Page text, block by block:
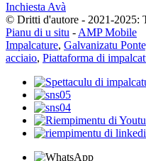
Inchiesta Avà
© Dritti d'autore - 2021-2025:
Pianu di u situ - AMP Mobile
Impalcature, Galvanizatu
acciaio, Piattaforma di